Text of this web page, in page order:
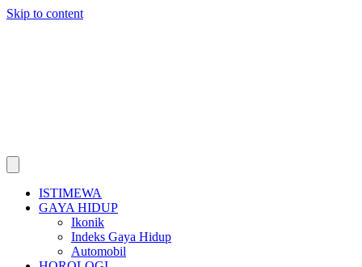
Skip to content
ISTIMEWA
GAYA HIDUP
Ikonik
Indeks Gaya Hidup
Automobil